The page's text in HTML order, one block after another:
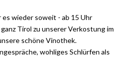
wieder soweit - ab 15 Uhr
Tirol zu unserer Verkostung im
schöne Vinothek.
wohliges Schlürfen als